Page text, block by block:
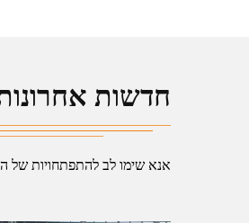
חדשות
אנא שימו לב להתפתחויות של